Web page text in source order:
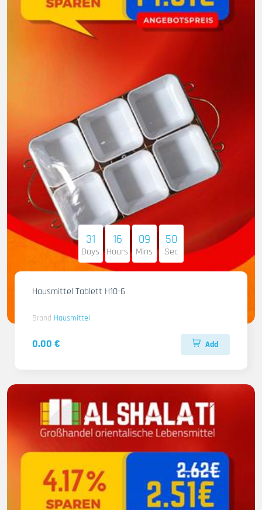
31
Days
16
Hours
09
Mins
48
Sec
Hausmittel Tablett H10-6
Brand Hausmittel
0.00 € Add